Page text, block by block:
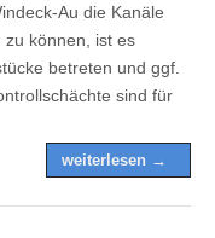
Au die Kanäle
zu können, ist es
betreten und ggf.
sind für
weiterlesen →